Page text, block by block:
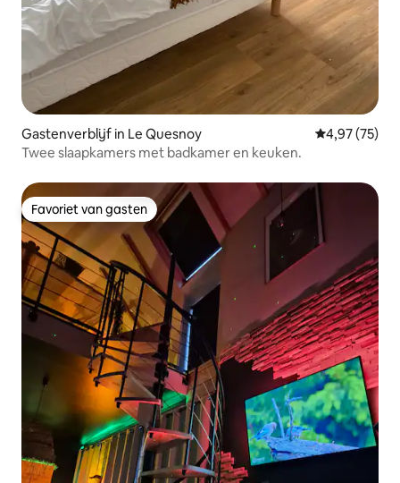
Gastenverblijf in Le Quesnoy Gemiddelde
4,97 (75)
Twee slaapkamers met badkamer en keuken.
Favoriet van gasten
Favoriet van gasten